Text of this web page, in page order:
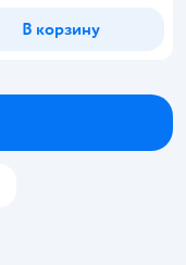
В корзину